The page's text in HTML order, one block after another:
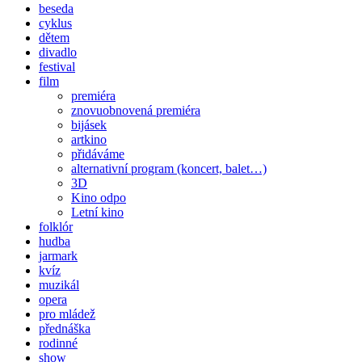
beseda
cyklus
dětem
divadlo
festival
film
premiéra
znovuobnovená premiéra
bijásek
artkino
přidáváme
alternativní program (koncert, balet…)
3D
Kino odpo
Letní kino
folklór
hudba
jarmark
kvíz
muzikál
opera
pro mládež
přednáška
rodinné
show